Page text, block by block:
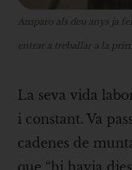
La seva vida
i constant. Va
cadenes de
Amparo als deu anys ja
entrar a treballar a la